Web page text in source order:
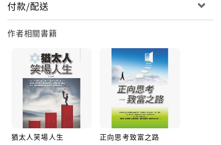
跟「邪惡」的起源差不多，老早就存在了。
依照西元三世紀希臘史家的記述，古代多拉基拉的晚餐
會有所謂「吊頸」的餘興節目。屋頂垂下一根吊頸的繩
子，下面放置一個不穩定的石頭，參加者抽到「吊頸
籤」以後，就必須登到石塊上面，把頭伸入粗繩的套圈
裡面，不過可以帶著一把半月形的刀子。待準備好以
後，別的男子就會踢掉那塊石頭。此時，把頭部伸入繩
套的男子必須迅速割斷繩子，否則的話，將因頸部的骨
頭斷裂而死亡。
如果說，現代的黑色幽默比昔日的黑色幽默更黑的話，
那可能是現代人特別喜歡「自我消遣」所使然吧！以致
付款/配送
作者相關書籍
猶太人笑場人生 正向思考致富之路